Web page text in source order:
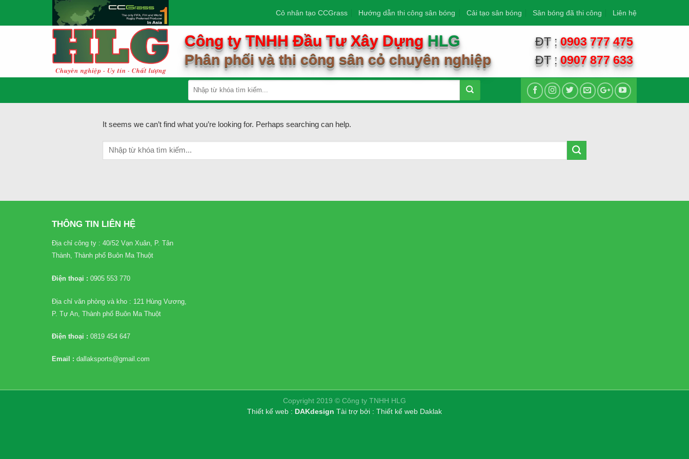
Cỏ nhân tạo CCGrass Hướng dẫn thi công sân bóng Cải tạo sân bóng Sân bóng đã thi công Liên hệ
Công ty TNHH Đầu Tư Xây DựngHLG
Phân phối và thi công sân cỏ chuyên nghiệp
ĐT :0903 777 475
ĐT : 0907 877 633
It seems we can’t find what you’re looking for. Perhaps searching can help.
THÔNG TIN LIÊN HỆ
Địa chỉ công ty : 40/52 Vạn Xuân, P. Tân
Thành, Thành phố Buôn Ma Thuột
Điện thoại : 0905 553 770
Địa chỉ văn phòng và kho : 121 Hùng Vương,
P. Tự An, Thành phố Buôn Ma Thuột
Điện thoại : 0819 454 647
Email : dallaksports@gmail.com
Copyright 2019 © Công ty TNHH HLG
Thiết kế web : DAKdesign Tài trợ bởi : Thiết kế web Daklak